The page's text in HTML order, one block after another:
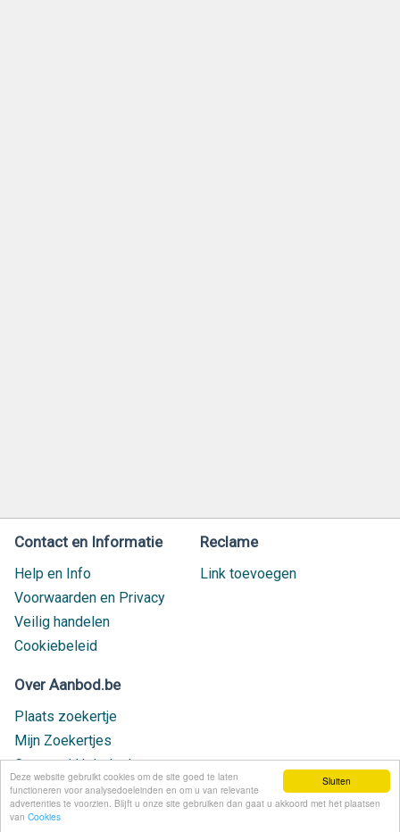
Sluiten
Deze website gebruikt cookies om de site goed te laten
functioneren voor analysedoeleinden en om u van relevante
advertenties te voorzien. Blijft u onze site gebruiken dan gaat u akkoord met het plaatsen
van Cookies
Contact en Informatie
Help en Info
Voorwaarden en Privacy
Veilig handelen
Cookiebeleid
Reclame
Link toevoegen
Over Aanbod.be
Plaats zoekertje
Mijn Zoekertjes
Contact / Helpdesk
Nieuw geplaatst